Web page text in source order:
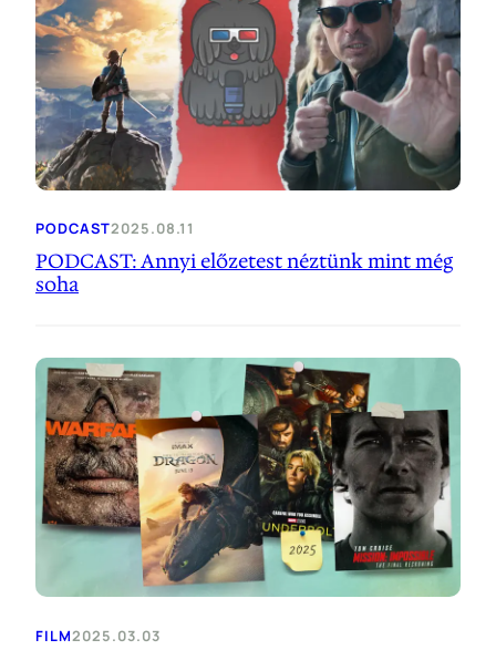
PODCAST2025.08.11
PODCAST: Annyi előzetest néztünk mint még
soha
FILM2025.03.03